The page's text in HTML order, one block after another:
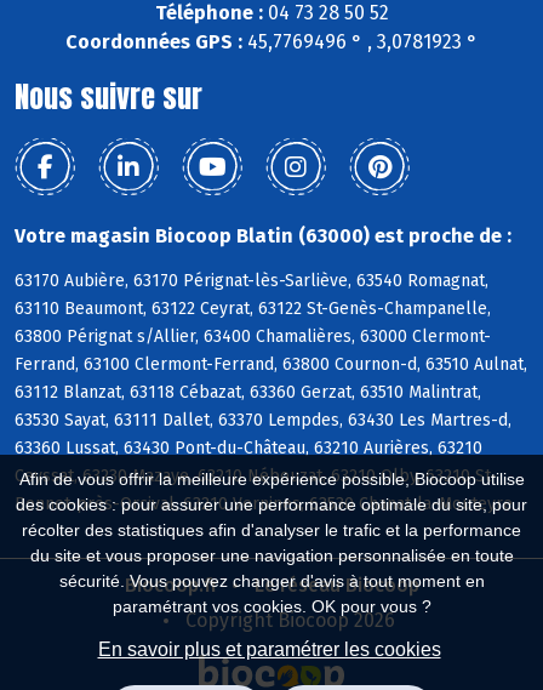
Afin de vous offrir la meilleure expérience possible, Biocoop utilise
des cookies : pour assurer une performance optimale du site, pour
récolter des statistiques afin d'analyser le trafic et la performance
du site et vous proposer une navigation personnalisée en toute
sécurité. Vous pouvez changer d'avis à tout moment en
paramétrant vos cookies. OK pour vous ?
En savoir plus et paramétrer les cookies
Téléphone :04 73 28 50 52
Coordonnées GPS : 45,7769496 ° , 3,0781923 °
Nous suivre sur
Votre magasin Biocoop Blatin (63000) est proche de :
63170 Aubière, 63170 Pérignat-lès-Sarliève, 63540 Romagnat,
63110 Beaumont, 63122 Ceyrat, 63122 St-Genès-Champanelle,
63800 Pérignat s/Allier, 63400 Chamalières, 63000 Clermont-
Ferrand, 63100 Clermont-Ferrand, 63800 Cournon-d, 63510 Aulnat,
63112 Blanzat, 63118 Cébazat, 63360 Gerzat, 63510 Malintrat,
63530 Sayat, 63111 Dallet, 63370 Lempdes, 63430 Les Martres-d,
63360 Lussat, 63430 Pont-du-Château, 63210 Aurières, 63210
Ceyssat, 63230 Mazaye, 63210 Nébouzat, 63210 Olby, 63210 St-
Bonnet-près-Orcival, 63210 Vernines, 63530 Chanat-la-Mouteyre
Biocoop.fr
Le réseau Biocoop
Copyright Biocoop 2026